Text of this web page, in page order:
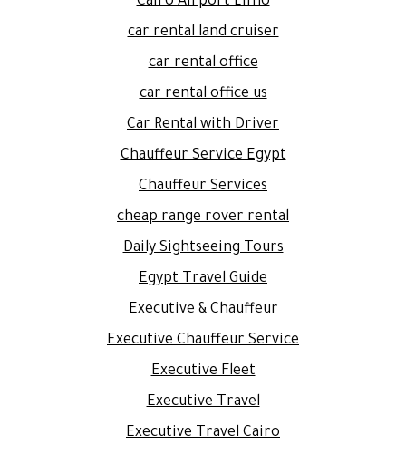
car rental land cruiser
car rental office
car rental office us
Car Rental with Driver
Chauffeur Service Egypt
Chauffeur Services
cheap range rover rental
Daily Sightseeing Tours
Egypt Travel Guide
Executive & Chauffeur
Executive Chauffeur Service
Executive Fleet
Executive Travel
Executive Travel Cairo